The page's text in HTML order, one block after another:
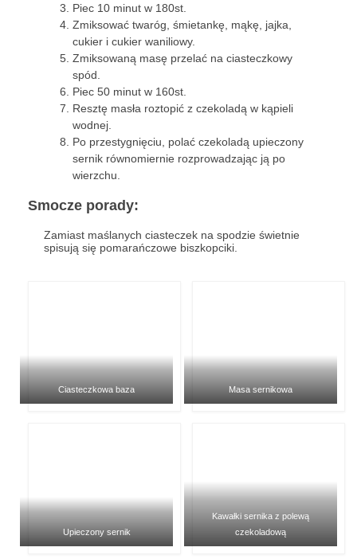
Wielkanoc
Boże Narodzenie
poza kuchnią
Smoki
Piec 10 minut w 180st.
Zmiksować twaróg, śmietankę, mąkę, jajka,
cukier i cukier waniliowy.
Zmiksowaną masę przelać na ciasteczkowy
spód.
Piec 50 minut w 160st.
Resztę masła roztopić z czekoladą w kąpieli
wodnej.
Po przestygnięciu, polać czekoladą upieczony
sernik równomiernie rozprowadzając ją po
wierzchu.
Smocze porady:
Zamiast maślanych ciasteczek na spodzie świetnie
spisują się pomarańczowe biszkopciki.
Ciasteczkowa baza Masa sernikowa
Upieczony sernik
Kawałki sernika z polewą
czekoladową